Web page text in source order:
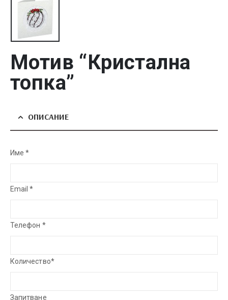
Мотив “Кристална
топка”
ОПИСАНИЕ
Име *
Email *
Телефон *
Количество*
Запитване